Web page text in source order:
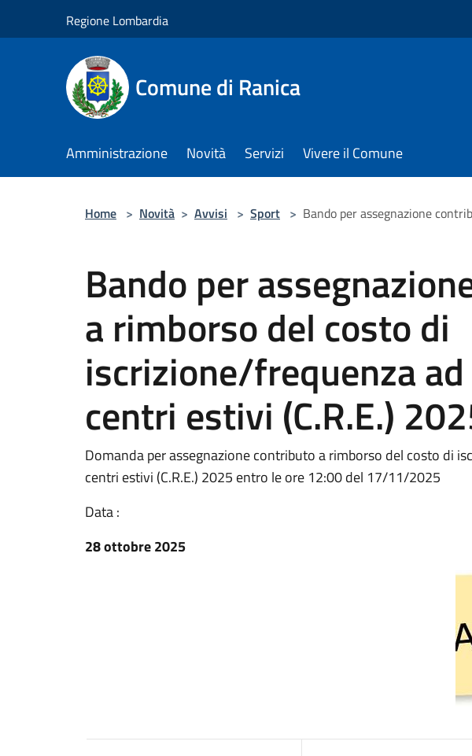
Regione Lombardia
Comune di Ranica
Amministrazione Novità Servizi Vivere il Comune
Home > Novità > Avvisi > Sport > Bando per assegnazione
Bando per
a rimborso del costo di
iscrizione/frequenza
centri estivi (C.R.E.)
Domanda per assegnazione contributo a rimborso del costo di
centri estivi (C.R.E.) 2025 entro le ore 12:00 del 17/11/2025
Data :
28 ottobre 2025